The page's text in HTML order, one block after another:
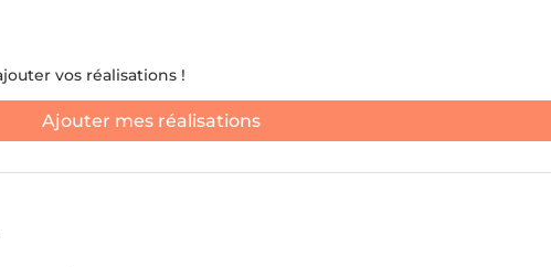
vos réalisations !
Ajouter mes réalisations